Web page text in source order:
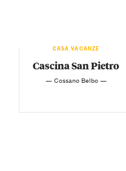
CASA VACANZE
Cascina San Pietro
— Cossano Belbo —